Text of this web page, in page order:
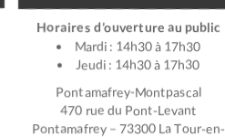
Horaires d’ouverture au public
Mardi : 14h30 à 17h30
Jeudi : 14h30 à 17h30
Pontamafrey-Montpascal
470 rue du Pont-Levant
Pontamafrey – 73300 La Tour-en-